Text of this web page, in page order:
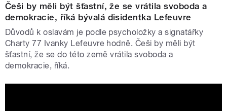
Češi by měli být šťastní, že se vrátila svoboda a
demokracie, říká bývalá disidentka Lefeuvre
Důvodů k oslavám je podle psycholožky a signatářky
Charty 77 Ivanky Lefeuvre hodně. Češi by měli být
šťastní, že se do této země vrátila svoboda a
demokracie, říká.